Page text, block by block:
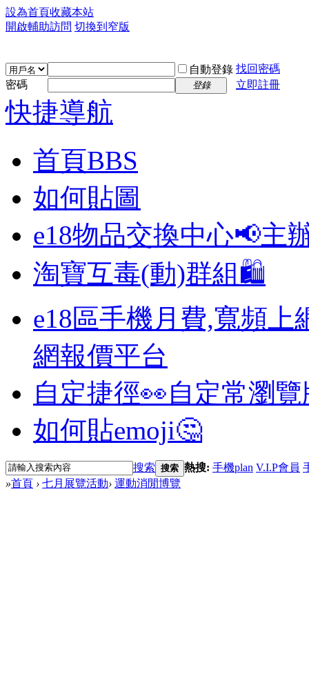
設為首頁收藏本站
開啟輔助訪問 切換到窄版
自動登錄 找回密碼
密碼
登錄 立即註冊
快捷導航
首頁BBS
如何貼圖
e18物品交換中心📢主
淘寶互毒(動)群組🛍️
e18區手機月費,寬頻上
網報價平台
自定捷徑👀自定常瀏
如何貼emoji🤔
搜索 搜索 熱搜: 手機plan V.I.P會員
»首頁 › 七月展覽活動› 運動消閒博覽